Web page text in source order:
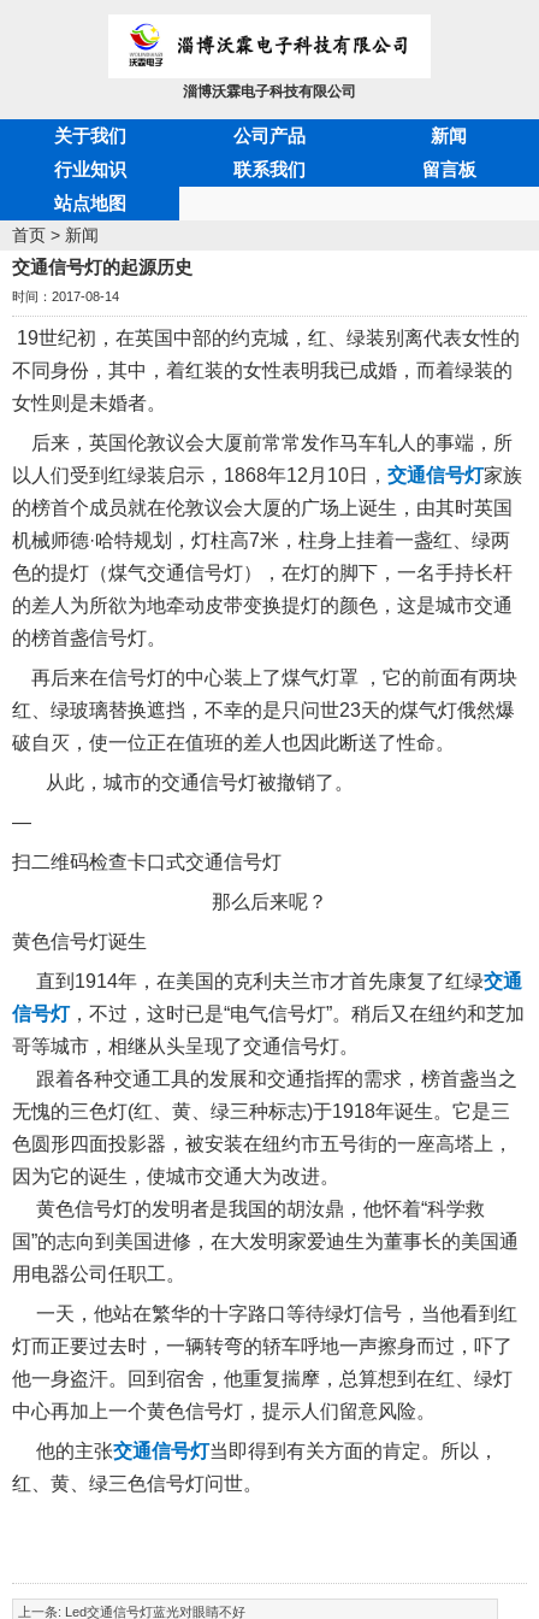
淄博沃霖电子科技有限公司
关于我们 公司产品
新闻
行业知识
联系我们
留言板
站点地图
首页 > 新闻
交通信号灯的起源历史
时间：2017-08-14
19世纪初，在英国中部的约克城，红、绿装别离代表女性的
不同身份，其中，着红装的女性表明我已成婚，而着绿装的
女性则是未婚者。
后来，英国伦敦议会大厦前常常发作马车轧人的事端，所
以人们受到红绿装启示，1868年12月10日， 交通信号灯家族
的榜首个成员就在伦敦议会大厦的广场上诞生，由其时英国
机械师德·哈特规划，灯柱高7米，柱身上挂着一盏红、绿两
色的提灯（煤气交通信号灯），在灯的脚下，一名手持长杆
的差人为所欲为地牵动皮带变换提灯的颜色，这是城市交通
的榜首盏信号灯。
再后来在信号灯的中心装上了煤气灯罩 ，它的前面有两块
红、绿玻璃替换遮挡，不幸的是只问世23天的煤气灯俄然爆
破自灭，使一位正在值班的差人也因此断送了性命。
从此，城市的交通信号灯被撤销了。
—
扫二维码检查卡口式交通信号灯
那么后来呢？
黄色信号灯诞生
直到1914年，在美国的克利夫兰市才首先康复了红绿交通
信号灯，不过，这时已是“电气信号灯”。稍后又在纽约和芝加
哥等城市，相继从头呈现了交通信号灯。
跟着各种交通工具的发展和交通指挥的需求，榜首盏当之
无愧的三色灯(红、黄、绿三种标志)于1918年诞生。它是三
色圆形四面投影器，被安装在纽约市五号街的一座高塔上，
因为它的诞生，使城市交通大为改进。
黄色信号灯的发明者是我国的胡汝鼎，他怀着“科学救
国”的志向到美国进修，在大发明家爱迪生为董事长的美国通
用电器公司任职工。
一天，他站在繁华的十字路口等待绿灯信号，当他看到红
灯而正要过去时，一辆转弯的轿车呼地一声擦身而过，吓了
他一身盗汗。回到宿舍，他重复揣摩，总算想到在红、绿灯
中心再加上一个黄色信号灯，提示人们留意风险。
他的主张交通信号灯当即得到有关方面的肯定。所以，
红、黄、绿三色信号灯问世。
上一条: Led交通信号灯蓝光对眼睛不好